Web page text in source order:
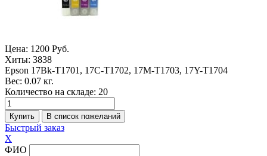
Цена: 1200 Руб.
Хиты: 3838
Epson 17Bk-T1701, 17C-T1702, 17M-T1703, 17Y-T1704
Вес: 0.07 кг.
Количество на складе: 20
Быстрый заказ
X
ФИО